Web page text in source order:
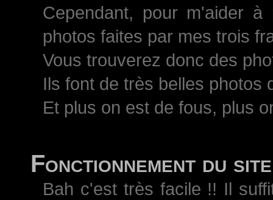
Cependant, pour m'aider
photos faites par mes trois
Vous trouverez donc des
Ils font de très belles photos
Et plus on est de fous, plus
Fonctionnement du site
Bah c'est très facile !! Il